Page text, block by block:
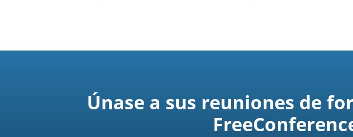
Únase a sus reuniones de